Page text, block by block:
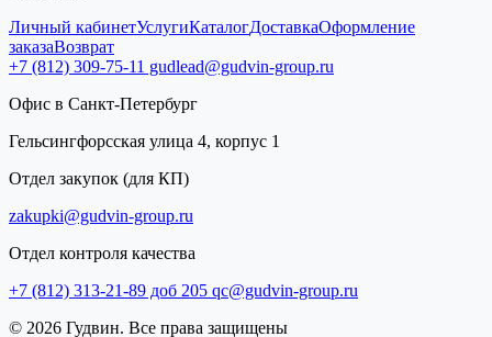
Личный кабинетУслугиКаталогДоставкаОформление
заказаВозврат
+7 (812) 309-75-11 gudlead@gudvin-group.ru
Офис в Санкт-Петербург
Гельсингфорсская улица 4, корпус 1
Отдел закупок (для КП)
zakupki@gudvin-group.ru
Отдел контроля качества
+7 (812) 313-21-89 доб 205 qc@gudvin-group.ru
© 2026 Гудвин. Все права защищены